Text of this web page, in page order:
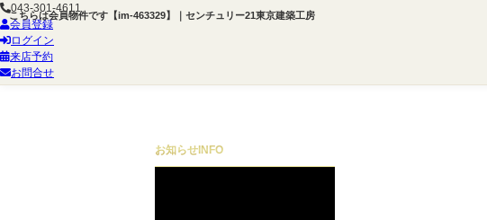
こちらは会員物件です【im-463329】｜センチュリー21東京建築工房
043-301-4611
会員登録
ログイン
来店予約
お問合せ
お知らせ INFO